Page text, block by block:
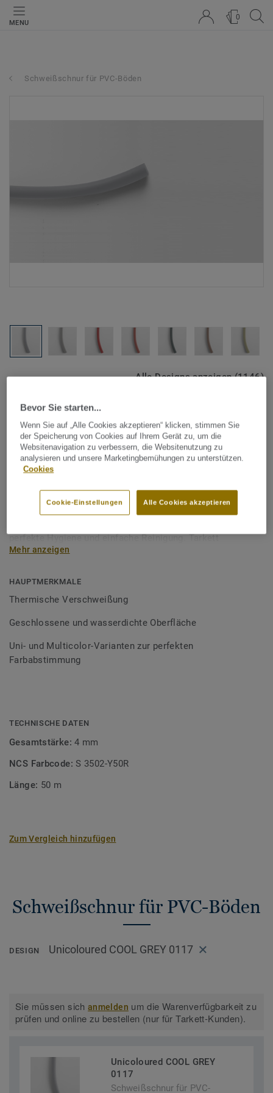
MENU
0
Schweißschnur für PVC-Böden
Alle Designs anzeigen (1146)
Tarkett Zubehör Komplettsortiment
Schweißschnur für PVC-Böden
- Unicoloured COOL GREY
0117
zweier PVC-Bahnen verwendet und sorgen für eine
perfekte Hygiene und einfache Reinigung. Tarkett
Schweißschnüre sind erhältlich in den Varianten Uni und
Bodenbelagssortiment abgestimmt. Durch die Verwendung
von Kontrastfarben lassen sich auch besondere
Mehr anzeigen
HAUPTMERKMALE
Thermische Verschweißung
Geschlossene und wasserdichte Oberfläche
Uni- und Multicolor-Varianten zur perfekten
Farbabstimmung
TECHNISCHE DATEN
Gesamtstärke:4 mm
NCS Farbcode:S 3502-Y50R
Länge: 50 m
Zum Vergleich hinzufügen
Schweißschnur für PVC-Böden
DESIGN Unicoloured COOL GREY 0117
Sie müssen sichanmelden um die Warenverfügbarkeit zu
prüfen und online zu bestellen (nur für Tarkett-Kunden).
Unicoloured COOL GREY
0117
Schweißschnur für PVC-
Bevor Sie starten...
Wenn Sie auf „Alle Cookies akzeptieren“ klicken, stimmen Sie
der Speicherung von Cookies auf Ihrem Gerät zu, um die
Websitenavigation zu verbessern, die Websitenutzung zu
analysieren und unsere Marketingbemühungen zu unterstützen.
Cookies
Alle Cookies akzeptieren
Cookie-Einstellungen